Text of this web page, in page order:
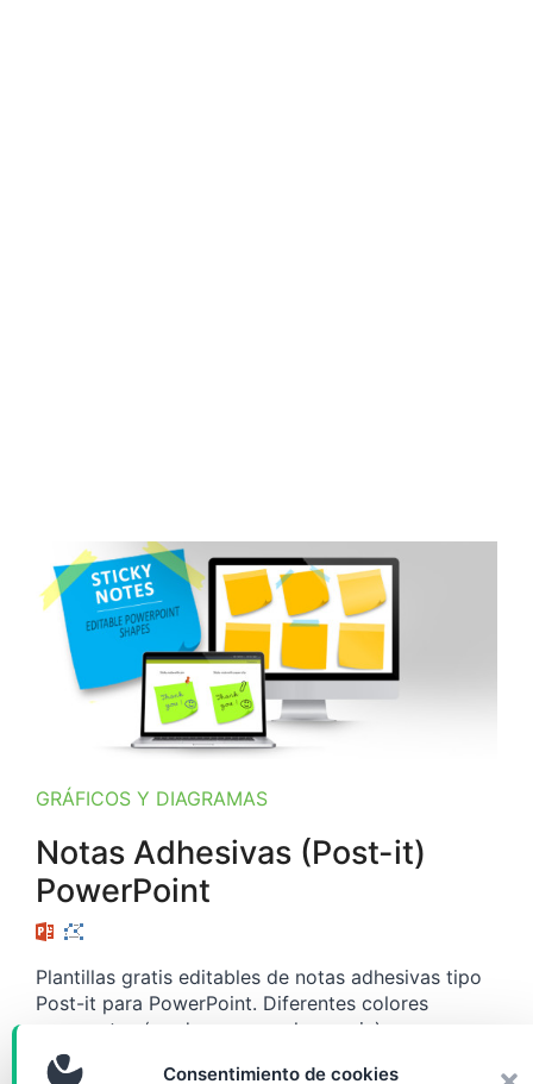
Consentimiento de cookies
GRÁFICOS Y DIAGRAMAS
Notas Adhesivas (Post-it)
PowerPoint
Plantillas gratis editables de notas adhesivas tipo
Post-it para PowerPoint. Diferentes colores
propuestas (verde, rosa, azul, naranja).